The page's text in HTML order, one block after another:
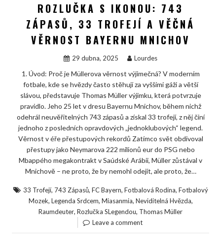
ROZLUČKA S IKONOU: 743
ZÁPASŮ, 33 TROFEJÍ A VĚČNÁ
VĚRNOST BAYERNU MNICHOV
29 dubna, 2025 Lourdes
1. Úvod: Proč je Müllerova věrnost výjimečná? V moderním
fotbale, kde se hvězdy často stěhují za vyššími gáži a větší
slávou, představuje Thomas Müller výjimku, která potvrzuje
pravidlo. Jeho 25 let v dresu Bayernu Mnichov, během nichž
odehrál neuvěřitelných 743 zápasů a získal 33 trofejí, z něj činí
jednoho z posledních opravdových „jednoklubových“ legend.
Věrnost v éře přestupových rekordů Zatímco svět obdivoval
přestupy jako Neymarova 222 milionů eur do PSG nebo
Mbappého megakontrakt v Saúdské Arábii, Müller zůstával v
Mnichově – ne proto, že by nemohl odejít, ale proto, že…
33 Trofejí, 743 Zápasů, FC Bayern, Fotbalová Rodina, Fotbalový
Mozek, Legenda Srdcem, Miasanmia, Neviditelná Hvězda,
Raumdeuter, Rozlučka SLegendou, Thomas Müller
Leave a comment